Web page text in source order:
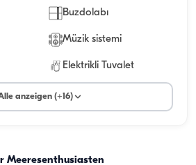
Buzdolabı
Müzik sistemi
Elektrikli Tuvalet
anzeigen (+16)
Meeresenthusiasten